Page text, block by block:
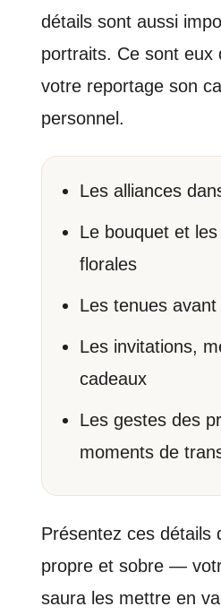
détails sont aussi
portraits. Ce sont eux
votre reportage son
personnel.
Les alliances
Le bouquet et
florales
Les tenues avant
Les invitations,
cadeaux
Les gestes des
moments de
Présentez ces détails
propre et sobre —
saura les mettre en